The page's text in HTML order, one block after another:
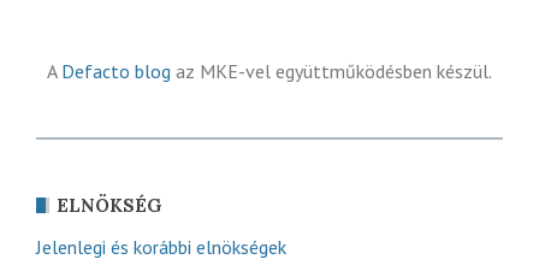
A Defacto blog az MKE-vel együttműködésben készül.
ELNÖKSÉG
Jelenlegi és korábbi elnökségek